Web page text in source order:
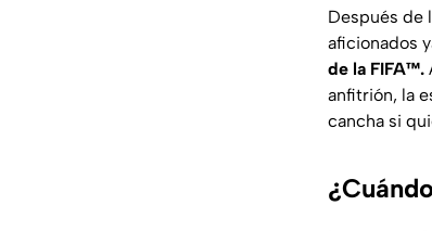
Después de
aficionados
de la FIFA™.
anfitrión, la
cancha si